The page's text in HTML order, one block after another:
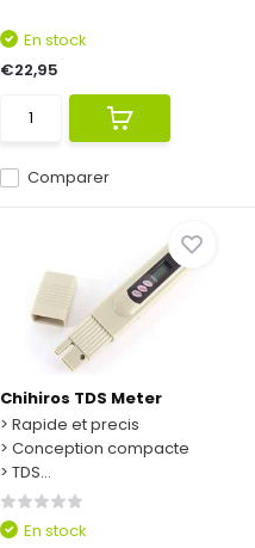
Comparer
En stock
€22,95
Chihiros TDS Meter
> Rapide et precis
> Conception compacte
> TDS...
En stock